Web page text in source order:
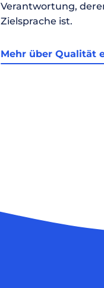
Verantwortung,
Zielsprache ist.
Mehr über Qualität